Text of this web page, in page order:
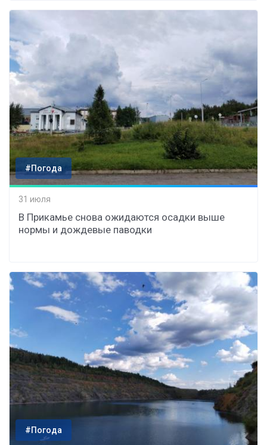
#Погода
31 июля
В Прикамье снова ожидаются осадки выше
нормы и дождевые паводки
#Погода